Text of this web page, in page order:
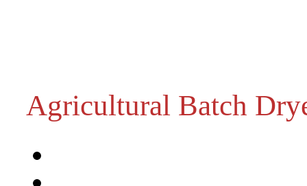
Agricultural Batch